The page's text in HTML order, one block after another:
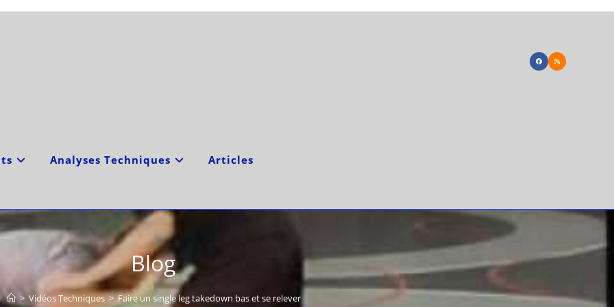
Analyses Techniques Articles
Blog
> Vidéos Techniques > Faire un single leg takedown bas et se relever